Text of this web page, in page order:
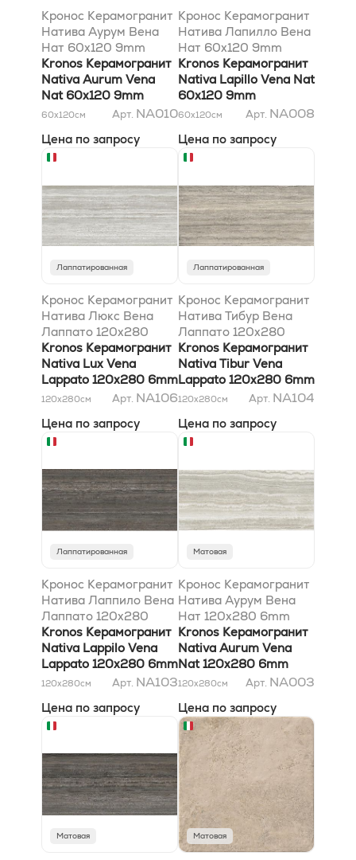
Кронос Керамогранит
Натива Аурум Вена
Нат 60x120 9mm
Kronos Керамогранит
Nativa Aurum Vena
Nat 60x120 9mm
60x120см Арт. NA010
Цена по запросу
Кронос Керамогранит
Натива Лапилло Вена
Нат 60x120 9mm
Kronos Керамогранит
Nativa Lapillo Vena Nat
60x120 9mm
60x120см Арт. NA008
Цена по запросу
Лаппатированная
Кронос Керамогранит
Натива Люкс Вена
Лаппато 120x280
6mm
Kronos Керамогранит
Nativa Lux Vena
Lappato 120x280 6mm
120x280см Арт. NA106
Цена по запросу
Лаппатированная
Кронос Керамогранит
Натива Тибур Вена
Лаппато 120x280
6mm
Kronos Керамогранит
Nativa Tibur Vena
Lappato 120x280 6mm
120x280см Арт. NA104
Цена по запросу
Лаппатированная
Кронос Керамогранит
Натива Лаппило Вена
Лаппато 120x280
6mm
Kronos Керамогранит
Nativa Lappilo Vena
Lappato 120x280 6mm
120x280см Арт. NA103
Цена по запросу
Матовая
Кронос Керамогранит
Натива Аурум Вена
Нат 120x280 6mm
Kronos Керамогранит
Nativa Aurum Vena
Nat 120x280 6mm
120x280см Арт. NA003
Цена по запросу
Матовая Матовая